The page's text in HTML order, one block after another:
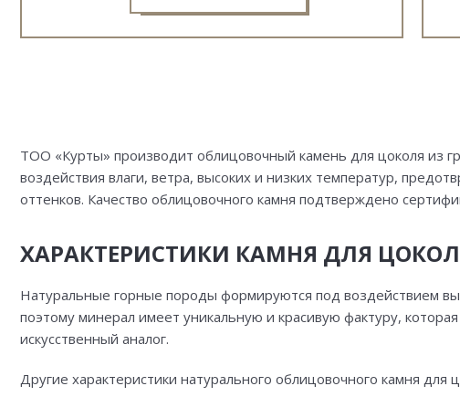
ТОО «Курты» производит облицовочный камень для цоколя из
воздействия влаги, ветра, высоких и низких температур,
оттенков. Качество облицовочного камня подтверждено
ХАРАКТЕРИСТИКИ КАМНЯ ДЛЯ
Натуральные горные породы формируются под воздействием
поэтому минерал имеет уникальную и красивую фактуру,
искусственный аналог.
Другие характеристики натурального облицовочного камня для